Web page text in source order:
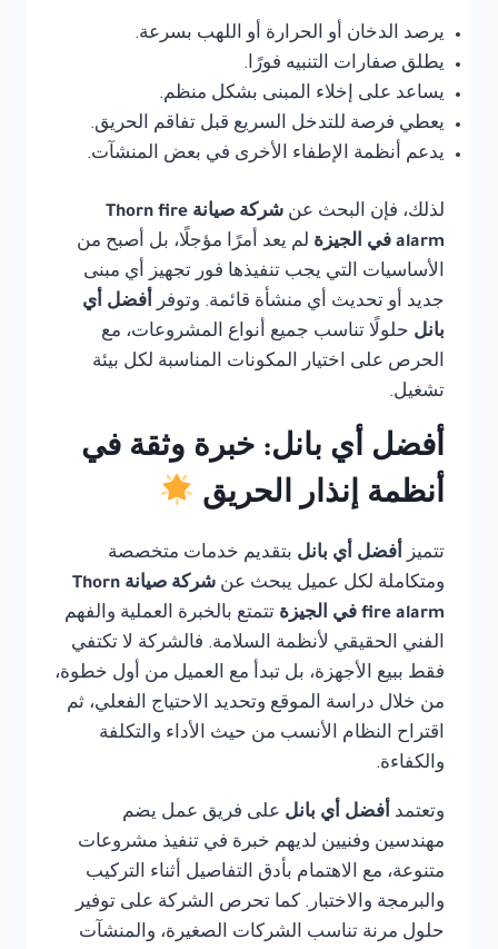
يرصد الدخان أو الحرارة أو اللهب بسرعة.
يطلق صفارات التنبيه فورًا.
يساعد على إخلاء المبنى بشكل منظم.
يعطي فرصة للتدخل السريع قبل تفاقم الحريق.
يدعم أنظمة الإطفاء الأخرى في بعض المنشآت.
لذلك، فإن البحث عن
شركة صيانة Thorn fire
alarm في الجيزة
لم يعد أمرًا مؤجلًا، بل أصبح من
الأساسيات التي يجب تنفيذها فور تجهيز أي مبنى
جديد أو تحديث أي منشأة قائمة. وتوفر أفضل أي
بانل حلولًا تناسب جميع أنواع المشروعات، مع
الحرص على اختيار المكونات المناسبة لكل بيئة
تشغيل.
أفضل أي بانل: خبرة وثقة في
أنظمة إنذار الحريق
تتميز أفضل أي بانل بتقديم خدمات متخصصة
ومتكاملة لكل عميل يبحث عن
شركة صيانة Thorn
fire alarm في الجيزة
تتمتع بالخبرة العملية والفهم
الفني الحقيقي لأنظمة السلامة. فالشركة لا تكتفي
فقط ببيع الأجهزة، بل تبدأ مع العميل من أول خطوة،
من خلال دراسة الموقع وتحديد الاحتياج الفعلي، ثم
اقتراح النظام الأنسب من حيث الأداء والتكلفة
والكفاءة.
وتعتمد أفضل أي بانل على فريق عمل يضم
مهندسين وفنيين لديهم خبرة في تنفيذ مشروعات
متنوعة، مع الاهتمام بأدق التفاصيل أثناء التركيب
والبرمجة والاختبار. كما تحرص الشركة على توفير
حلول مرنة تناسب الشركات الصغيرة، والمنشآت